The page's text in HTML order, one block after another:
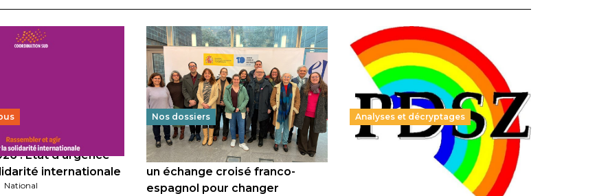
: État d’urgence
internationale
National
Nos dossiers
Éducation au vivre-ensemble :
un échange croisé franco-
espagnol pour changer
Analyses et décryptages
Hongrie : du changement pour
les politiques éducatives, aussi !